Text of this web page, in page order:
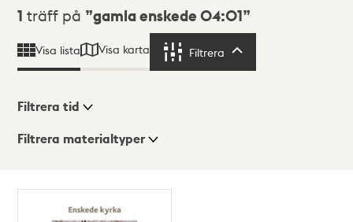
Sökresultat
1 träff på gamla enskede 04:01
Visa lista Visa karta Filtrera
Visningsläge
Karta
Filtrera tid
Filtrera materialtyper